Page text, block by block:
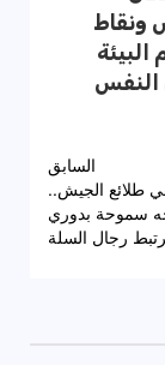
ونقاط
النفس
السابق
طلائع الجيش..
سموحة بدوري
رجال السلة